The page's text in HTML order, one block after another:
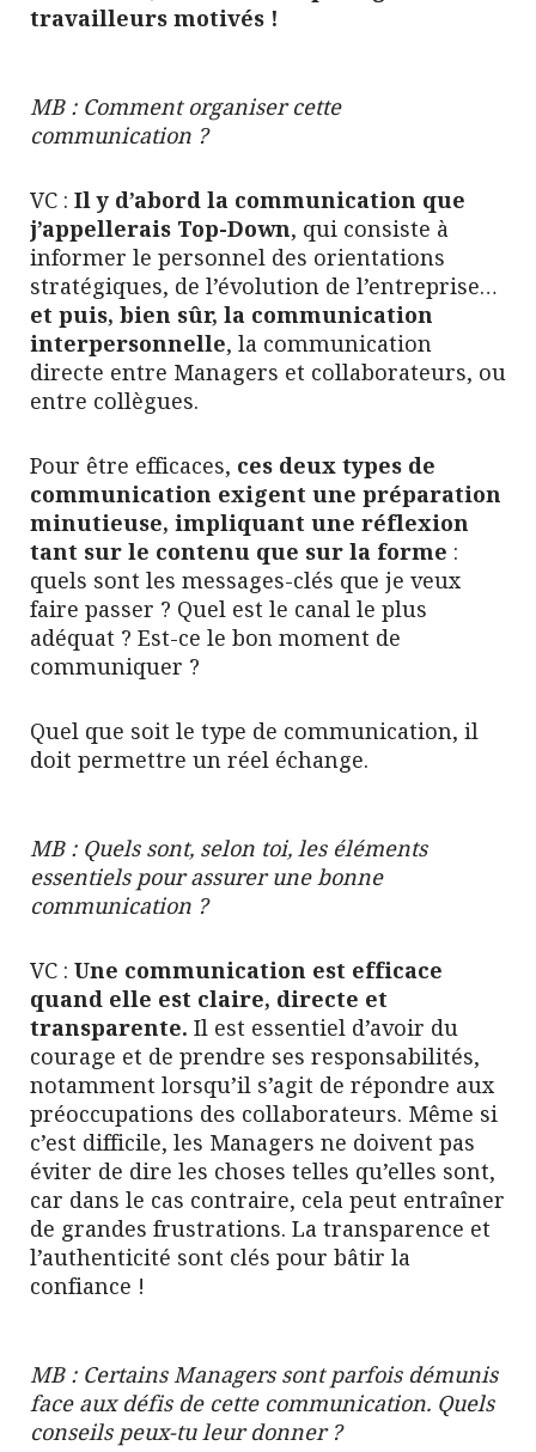
travailleurs motivés !
MB : Comment organiser cette
communication ?
VC : Il y d’abord la communication que
j’appellerais Top-Down, qui consiste à
informer le personnel des orientations
stratégiques, de l’évolution de l’entreprise…
et puis, bien sûr, la communication
interpersonnelle, la communication
directe entre Managers et collaborateurs, ou
entre collègues.
Pour être efficaces, ces deux types de
communication exigent une préparation
minutieuse, impliquant une réflexion
tant sur le contenu que sur la forme :
quels sont les messages-clés que je veux
faire passer ? Quel est le canal le plus
adéquat ? Est-ce le bon moment de
communiquer ?
Quel que soit le type de communication, il
doit permettre un réel échange.
MB : Quels sont, selon toi, les éléments
essentiels pour assurer une bonne
communication ?
VC : Une communication est efficace
quand elle est claire, directe et
transparente. Il est essentiel d’avoir du
courage et de prendre ses responsabilités,
notamment lorsqu’il s’agit de répondre aux
préoccupations des collaborateurs. Même si
c’est difficile, les Managers ne doivent pas
éviter de dire les choses telles qu’elles sont,
car dans le cas contraire, cela peut entraîner
de grandes frustrations. La transparence et
l’authenticité sont clés pour bâtir la
confiance !
MB : Certains Managers sont parfois démunis
face aux défis de cette communication. Quels
conseils peux-tu leur donner ?